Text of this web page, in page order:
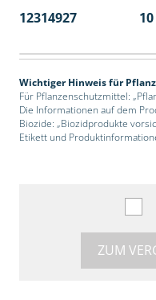
12314927
Wichtiger Hinweis für
Für Pflanzenschutzmittel:
Die Informationen auf dem
Biozide: „Biozidprodukte
Etikett und
ZUM